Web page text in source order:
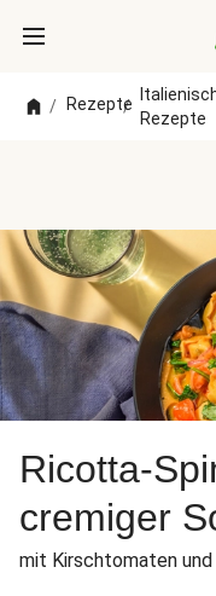
/ Rezepte
/
Rezepte
Ricotta-
cremiger
mit Kirschtomaten und